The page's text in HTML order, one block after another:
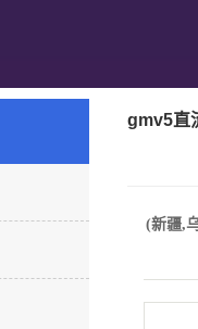
gmv5直
(新疆,